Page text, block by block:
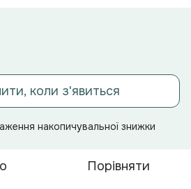
коли з'явиться
накопичувальної знижки
Порівняти